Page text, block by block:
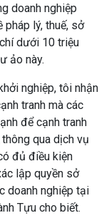
doanh nghiệp
pháp lý, thuế, sở
dưới 10 triệu
ảo này.
nghiệp, tôi nhận
tranh mà các
để cạnh tranh
qua dịch vụ
đủ điều kiện
lập quyền sở
doanh nghiệp tại
Tựu cho biết.